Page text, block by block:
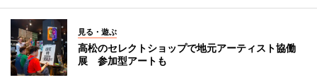
見る・遊ぶ
高松のセレクトショップで地元アーティスト協働
展 参加型アートも